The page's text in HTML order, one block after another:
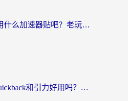
海外玩龙之谷2用什么加速器贴吧？老玩家实测推荐，附新加坡猎魂觉醒国外剑与远征加速攻略
海外党必看：Quickback和引力好用吗？3分钟搞懂回国加速器怎么选